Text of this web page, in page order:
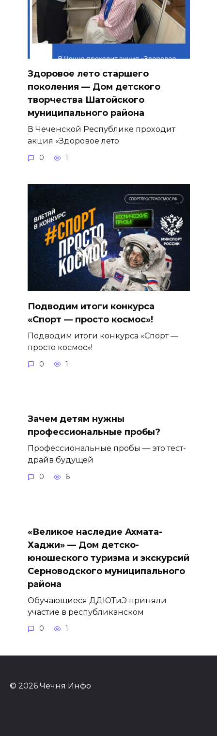
Здоровое лето старшего
поколения — Дом детского
творчества Шатойского
муниципального района
В Чеченской Республике проходит
акция «Здоровое лето
0 1
Подводим итоги конкурса
«Спорт — просто космос»!
Подводим итоги конкурса «Спорт —
просто космос»!
0 1
Зачем детям нужны
профессиональные пробы?
Профессиональные пробы — это тест-
драйв будущей
0 6
«Великое наследие Ахмата-
Хаджи» — Дом детско-
юношеского туризма и экскурсий
Серноводского муниципального
района
Обучающиеся ДДЮТиЭ приняли
участие в республиканском
0 1
© 2026 Чечня Инфо